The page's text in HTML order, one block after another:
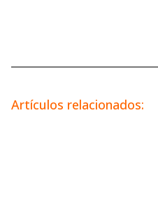
Artículos relacionados: